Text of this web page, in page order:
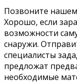
Позвоните
Хорошо, если
возможности
снаружи.
специалисты
предложат
необходимые